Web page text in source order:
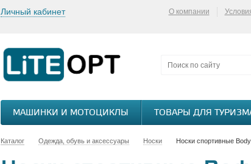
Личный кабинет О компании
МАШИНКИ И МОТОЦИКЛЫ ТОВАРЫ ДЛЯ
Каталог Одежда, обувь и аксессуары Носки Носки спортивные